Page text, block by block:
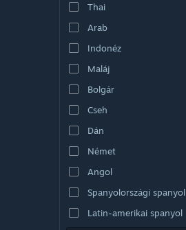
Thai
Arab
Indonéz
Maláj
Bolgár
Cseh
Dán
Német
Angol
Spanyolországi spanyol
Latin-amerikai spanyol